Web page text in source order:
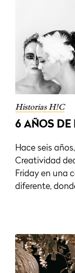
Historias H!C
6 AÑOS DE
Hace seis
Creatividad
Friday en una
diferente,